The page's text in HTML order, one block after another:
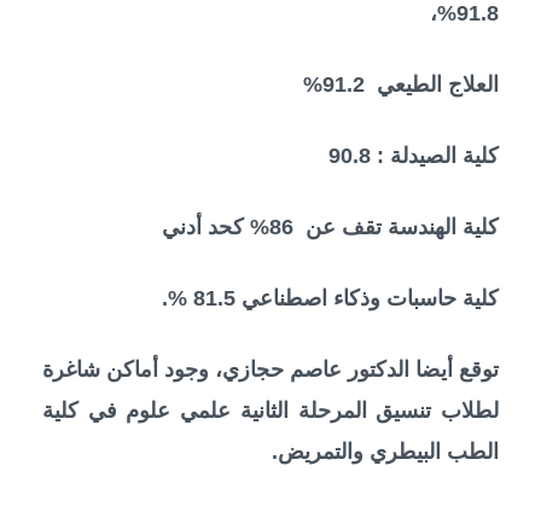
91.8%،
العلاج الطيعي 91.2%
كلية الصيدلة : 90.8
كلية الهندسة تقف عن 86% كحد أدني
كلية حاسبات وذكاء اصطناعي 81.5 %.
توقع أيضا الدكتور عاصم حجازي، وجود أماكن شاغرة
لطلاب تنسيق المرحلة الثانية علمي علوم في كلية
الطب البيطري والتمريض.